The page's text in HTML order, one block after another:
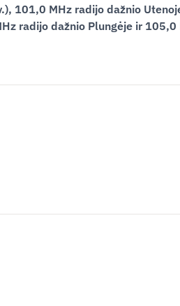
101,0 MHz radijo dažnio
radijo dažnio Plungėje ir 105,0